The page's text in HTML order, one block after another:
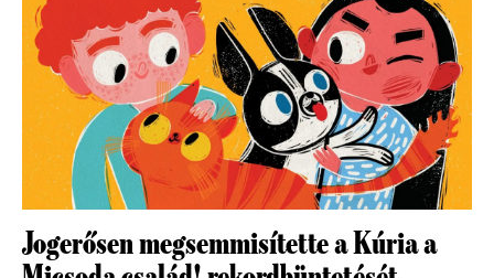
Jogerősen megsemmisítette a Kúria a